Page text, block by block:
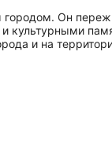
Он
культурными
и на